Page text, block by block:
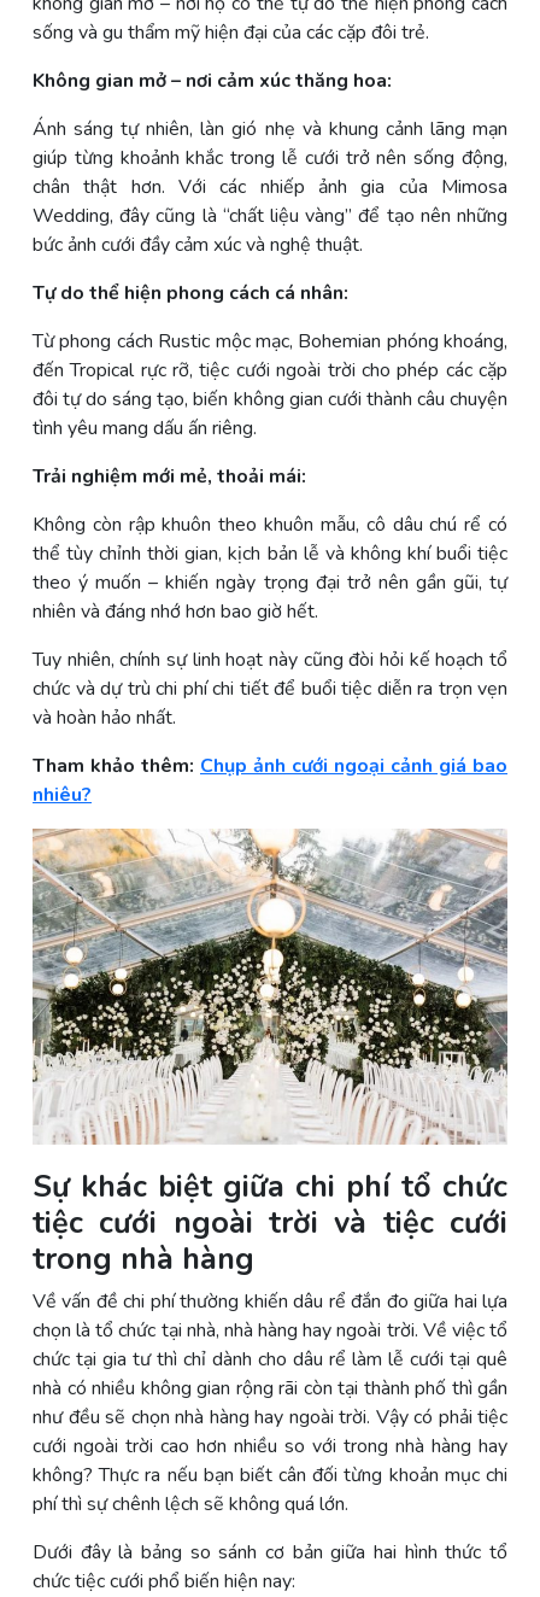
sống và gu thẩm mỹ hiện đại của các cặp đôi trẻ.
Không gian mở – nơi cảm xúc thăng hoa:
Ánh sáng tự nhiên, làn gió nhẹ và khung cảnh lãng mạn
giúp từng khoảnh khắc trong lễ cưới trở nên sống động,
chân thật hơn. Với các nhiếp ảnh gia của Mimosa
Wedding, đây cũng là “chất liệu vàng” để tạo nên những
bức ảnh cưới đầy cảm xúc và nghệ thuật.
Tự do thể hiện phong cách cá nhân:
Từ phong cách Rustic mộc mạc, Bohemian phóng khoáng,
đến Tropical rực rỡ, tiệc cưới ngoài trời cho phép các cặp
đôi tự do sáng tạo, biến không gian cưới thành câu chuyện
tình yêu mang dấu ấn riêng.
Trải nghiệm mới mẻ, thoải mái:
Không còn rập khuôn theo khuôn mẫu, cô dâu chú rể có
thể tùy chỉnh thời gian, kịch bản lễ và không khí buổi tiệc
theo ý muốn – khiến ngày trọng đại trở nên gần gũi, tự
nhiên và đáng nhớ hơn bao giờ hết.
Tuy nhiên, chính sự linh hoạt này cũng đòi hỏi kế hoạch tổ
chức và dự trù chi phí chi tiết để buổi tiệc diễn ra trọn vẹn
và hoàn hảo nhất.
Tham khảo thêm: Chụp ảnh cưới ngoại cảnh giá bao
nhiêu?
Sự khác biệt giữa chi phí tổ chức
tiệc cưới ngoài trời và tiệc cưới
trong nhà hàng
Về vấn đề chi phí thường khiến dâu rể đắn đo giữa hai lựa
chọn là tổ chức tại nhà, nhà hàng hay ngoài trời. Về việc tổ
chức tại gia tư thì chỉ dành cho dâu rể làm lễ cưới tại quê
nhà có nhiều không gian rộng rãi còn tại thành phố thì gần
như đều sẽ chọn nhà hàng hay ngoài trời. Vậy có phải tiệc
cưới ngoài trời cao hơn nhiều so với trong nhà hàng hay
không? Thực ra nếu bạn biết cân đối từng khoản mục chi
phí thì sự chênh lệch sẽ không quá lớn.
Dưới đây là bảng so sánh cơ bản giữa hai hình thức tổ
chức tiệc cưới phổ biến hiện nay: